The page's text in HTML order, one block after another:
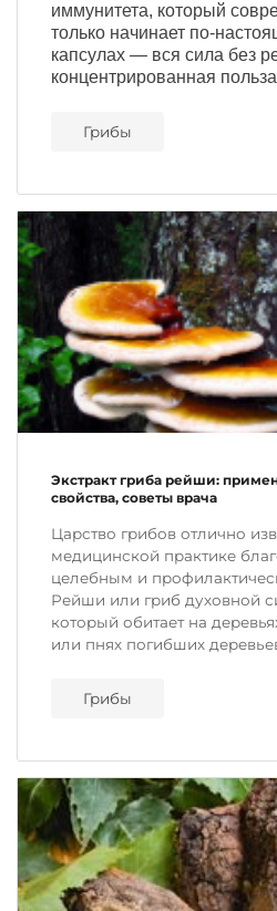
иммунитета, который
только начинает по-
капсулах — вся сила без
концентрированная
Грибы
Экстракт гриба рейши:
свойства, советы врача
Царство грибов отлично
медицинской практике
целебным и
Рейши или гриб духовной
который обитает на
или пнях погибших
Грибы